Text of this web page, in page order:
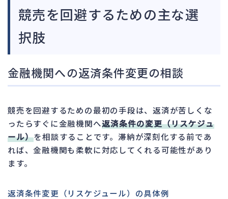
競売を回避するための主な選
択肢
金融機関への返済条件変更の相談
競売を回避するための最初の手段は、返済が苦しくな
ったらすぐに金融機関へ返済条件の変更（リスケジュ
ール）を相談することです。滞納が深刻化する前であ
れば、金融機関も柔軟に対応してくれる可能性があり
ます。
返済条件変更（リスケジュール）の具体例